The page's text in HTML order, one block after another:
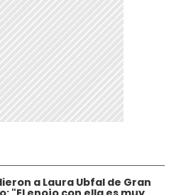
a Laura Ubfal de Gran